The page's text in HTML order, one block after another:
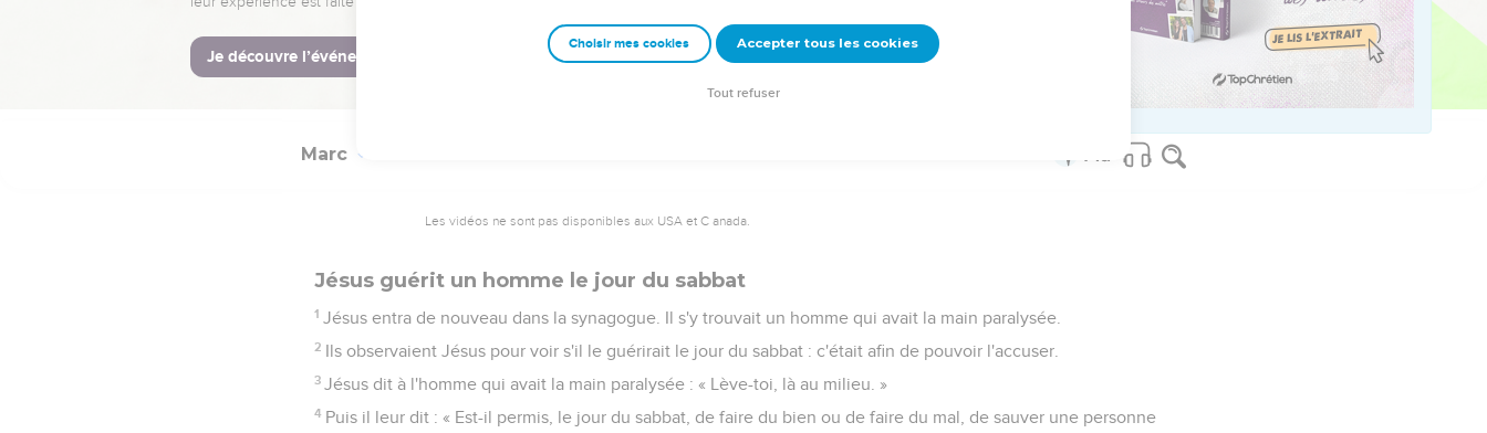
n'est permis qu'aux prêtres de manger et en a même donné à ses compagnons ! »
27 Puis il leur dit : « Le sabbat a été fait pour l'homme, et non l'homme pour le sabbat,
de sorte que le Fils de l'homme est le Seigneur même du sabbat. »
Marc
Les vidéos ne sont pas disponibles aux USA et C anada.
Jésus guérit un homme le jour du sabbat
1 Jésus entra de nouveau dans la synagogue. Il s'y trouvait un homme qui avait la main paralysée.
2 Ils observaient Jésus pour voir s'il le guérirait le jour du sabbat : c'était afin de pouvoir l'accuser.
3 Jésus dit à l'homme qui avait la main paralysée : « Lève-toi, là au milieu. »
4 Puis il leur dit : « Est-il permis, le jour du sabbat, de faire du bien ou de faire du mal, de sauver une personne
Choisir mes cookies Accepter tous les cookies
Tout refuser